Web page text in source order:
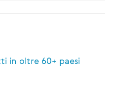
in oltre 60+ paesi